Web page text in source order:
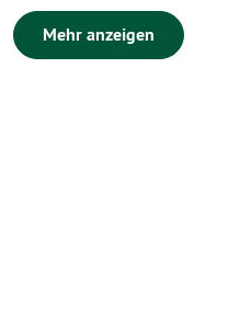
Mehr anzeigen